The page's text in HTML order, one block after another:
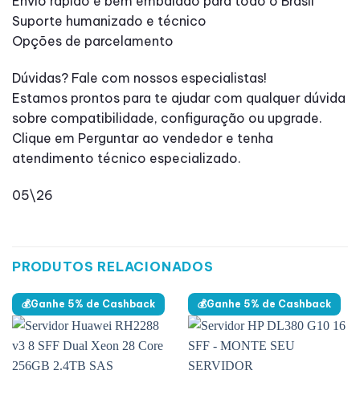
Suporte humanizado e técnico
Opções de parcelamento
Dúvidas? Fale com nossos especialistas!
Estamos prontos para te ajudar com qualquer dúvida
sobre compatibilidade, configuração ou upgrade.
Clique em Perguntar ao vendedor e tenha
atendimento técnico especializado.
05\26
PRODUTOS RELACIONADOS
💰Ganhe 5% de Cashback 💰Ganhe 5% de Cashback